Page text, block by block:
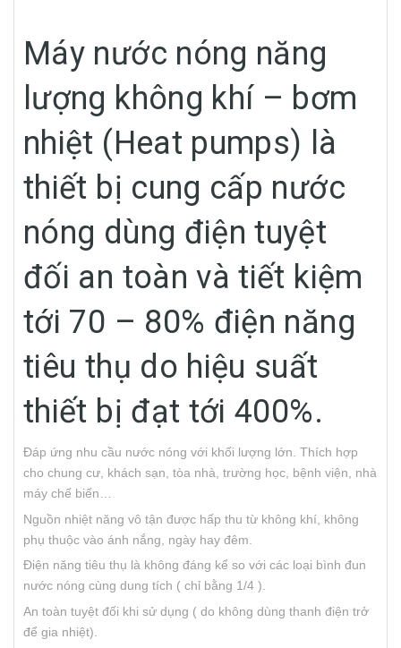
Máy nước nóng năng
lượng không khí – bơm
nhiệt (Heat pumps) là
thiết bị cung cấp nước
nóng dùng điện tuyệt
đối an toàn và tiết kiệm
tới 70 – 80% điện năng
tiêu thụ do hiệu suất
thiết bị đạt tới 400%.
Đáp ứng nhu cầu nước nóng với khối lượng lớn. Thích hợp
cho chung cư, khách sạn, tòa nhà, trường học, bệnh viện, nhà
máy chế biến…
Nguồn nhiệt năng vô tận được hấp thu từ không khí, không
phụ thuộc vào ánh nắng, ngày hay đêm.
Điện năng tiêu thụ là không đáng kể so với các loại bình đun
nước nóng cùng dung tích ( chỉ bằng 1/4 ).
An toàn tuyệt đối khi sử dụng ( do không dùng thanh điện trở
để gia nhiệt).